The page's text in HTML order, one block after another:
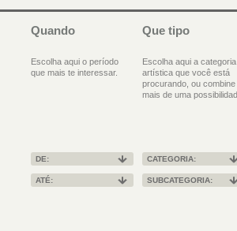
Quando
Escolha aqui o período
que mais te interessar.
Que tipo
Escolha aqui a categoria
artística que você está
procurando, ou combine
mais de uma
DE:
ATÉ:
CATEGORIA:
SUBCATEGORIA: